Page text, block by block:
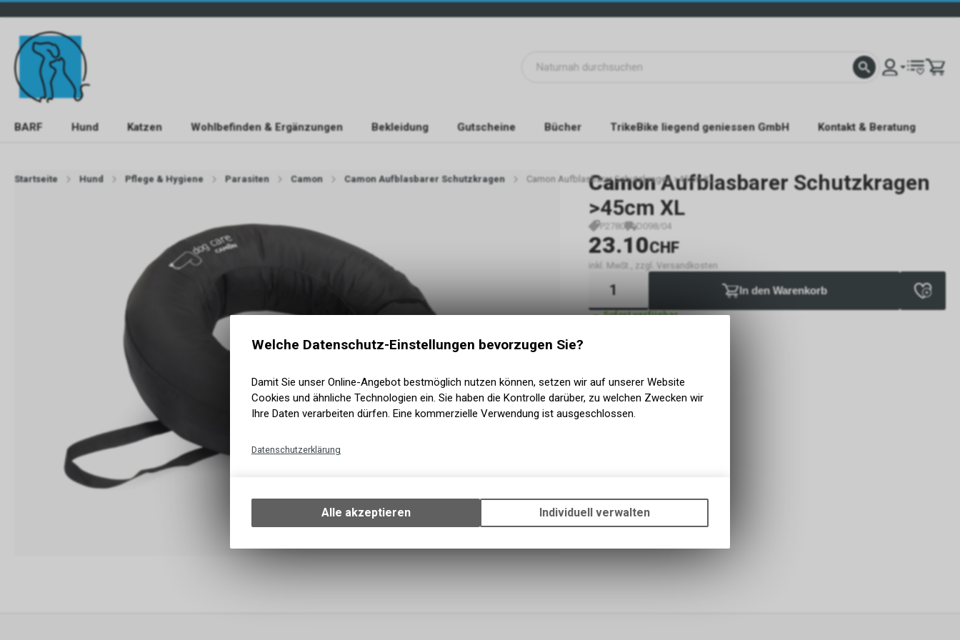
BARF Hund Katzen Wohlbefinden & Ergänzungen Bekleidung Gutscheine Bücher TrikeBike liegend geniessen GmbH Kontakt & Beratung
Startseite Hund Pflege & Hygiene Parasiten Camon Camon Aufblasbarer Schutzkragen Camon Aufblasbarer Schutzkragen >45cm XL
Camon Aufblasbarer Schutzkragen
>45cm XL
P2780 D098/04
23.10CHF
inkl. MwSt., zzgl. Versandkosten
In den Warenkorb
Sofort verfügbar
Welche Datenschutz-Einstellungen bevorzugen Sie?
Damit Sie unser Online-Angebot bestmöglich nutzen können, setzen wir auf unserer Website
Cookies und ähnliche Technologien ein. Sie haben die Kontrolle darüber, zu welchen Zwecken wir
Ihre Daten verarbeiten dürfen. Eine kommerzielle Verwendung ist ausgeschlossen.
Datenschutzerklärung
Ihrem Gerät, um die grundlegenden Funktionen unseres Online-Angebots, wie die
Verwendung des Warenkorbs, zu ermöglichen. Bitte beachten Sie, dass die
zulassen.
Alle akzeptieren Individuell verwalten